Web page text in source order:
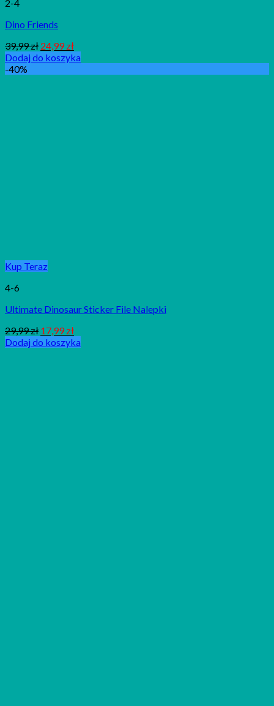
2-4
Dino Friends
39,99zł 24,99zł
Dodaj do koszyka
-40%
Kup Teraz
4-6
Ultimate Dinosaur Sticker File Nalepki
29,99zł 17,99zł
Dodaj do koszyka